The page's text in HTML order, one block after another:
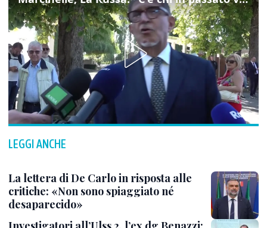
LEGGI ANCHE
La lettera di De Carlo in risposta alle
critiche: «Non sono spiaggiato né
desaparecido»